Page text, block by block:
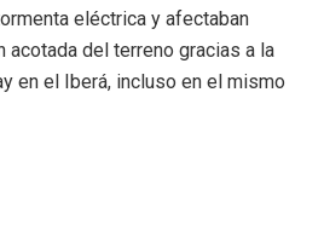
eléctrica y afectaban
acotada del terreno gracias a la
en el Iberá, incluso en el mismo